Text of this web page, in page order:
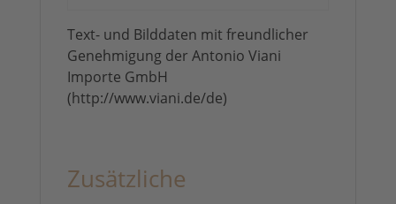
Text- und Bilddaten mit freundlicher
Genehmigung der Antonio Viani
Importe GmbH
(http://www.viani.de/de)
Zusätzliche